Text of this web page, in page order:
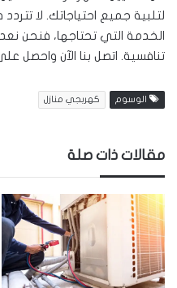
لتلبية جميع احتياجاتك. لا
الخدمة التي تحتاجها، فنحن
تنافسية. اتصل بنا الآن واحصل
الوسوم كهربجي منازل
مقالات ذات صلة